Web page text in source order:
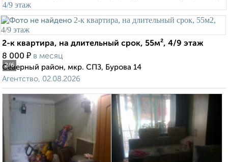
2/6
2-к квартира, на длительный срок, 55м², 4/9 этаж
8 000 ₽ в месяц
Северный район, мкр. СПЗ, Бурова 14
Агентство, 02.08.2026